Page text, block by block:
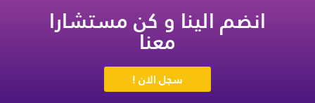
انضم الينا و كن مستشارا
معنا
سجل الان !